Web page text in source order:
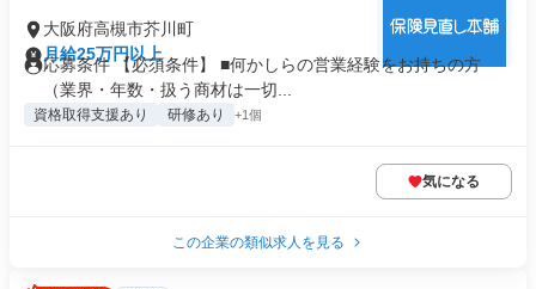
大阪府高槻市芥川町
月給25万円以上
応募条件 【必須条件】 ■何かしらの営業経験をお持ちの方
（業界・年数・扱う商材は一切...
資格取得支援あり 研修あり +1個
気になる
この企業の類似求人を見る